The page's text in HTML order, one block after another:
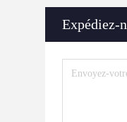
Expédiez-